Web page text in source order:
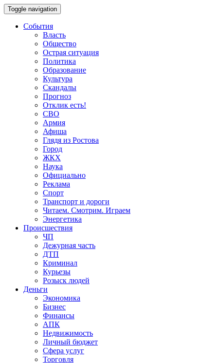
Toggle navigation
События
Власть
Общество
Острая ситуация
Политика
Образование
Культура
Скандалы
Прогноз
Отклик есть!
СВО
Армия
Афиша
Глядя из Ростова
Город
ЖКХ
Наука
Официально
Реклама
Спорт
Транспорт и дороги
Читаем. Смотрим. Играем
Энергетика
Происшествия
ЧП
Дежурная часть
ДТП
Криминал
Курьезы
Розыск людей
Деньги
Экономика
Бизнес
Финансы
АПК
Недвижимость
Личный бюджет
Сфера услуг
Торговля